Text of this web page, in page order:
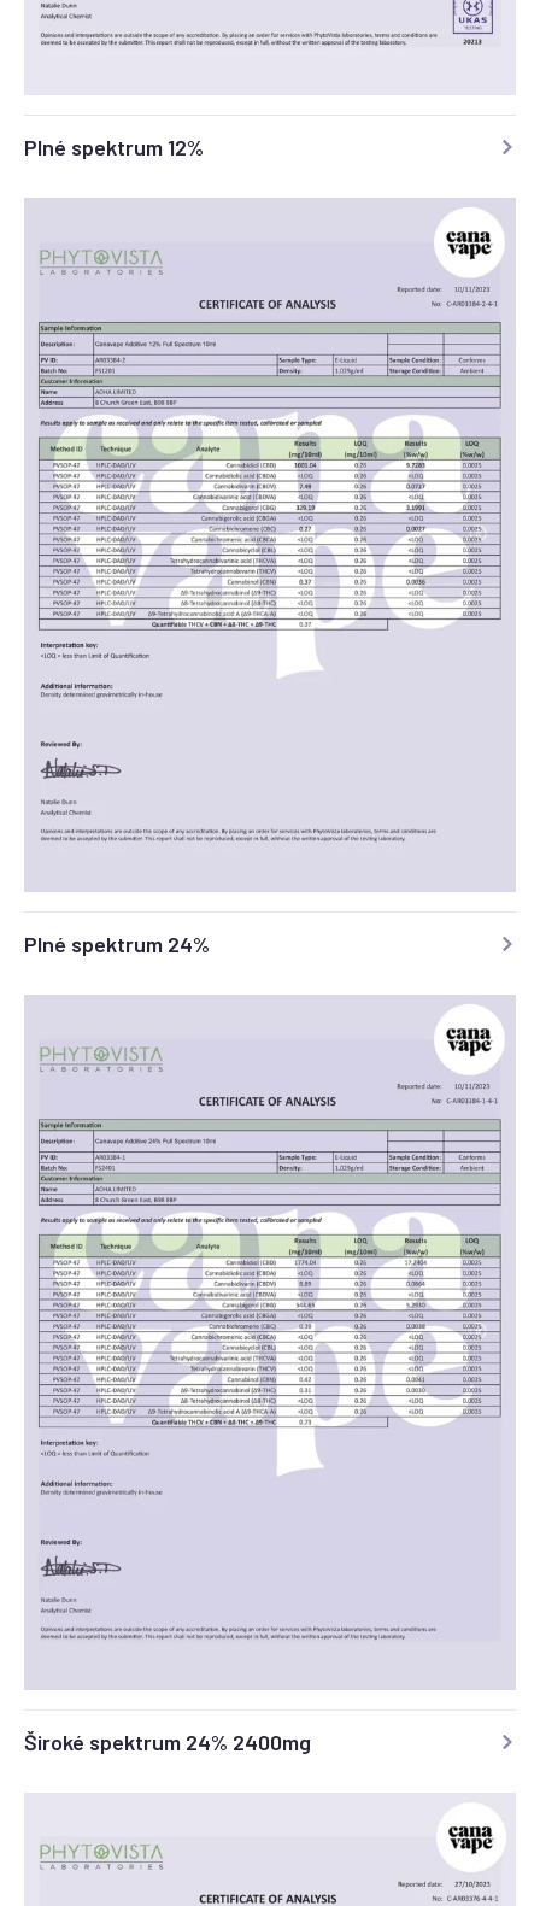
Plné spektrum 12%
Plné spektrum 24%
Široké spektrum 24% 2400mg